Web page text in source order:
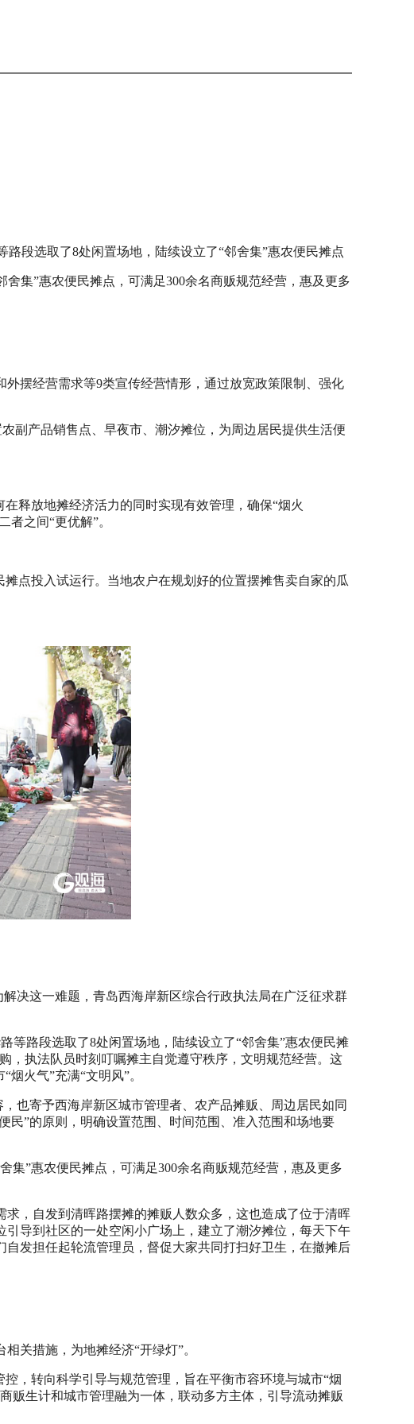
段选取了8处闲置场地，陆续设立了“邻舍集”惠农便民摊点
集”惠农便民摊点，可满足300余名商贩规范经营，惠及更多
摆经营需求等9类宣传经营情形，通过放宽政策限制、强化
副产品销售点、早夜市、潮汐摊位，为周边居民提供生活便
释放地摊经济活力的同时实现有效管理，确保“烟火
之间“更优解”。
点投入试运行。当地农户在规划好的位置摆摊售卖自家的瓜
决这一难题，青岛西海岸新区综合行政执法局在广泛征求群
等路段选取了8处闲置场地，陆续设立了“邻舍集”惠农便民摊
，执法队员时刻叮嘱摊主自觉遵守秩序，文明规范经营。这
火气”充满“文明风”。
也寄予西海岸新区城市管理者、农产品摊贩、周边居民如同
民”的原则，明确设置范围、时间范围、准入范围和场地要
集”惠农便民摊点，可满足300余名商贩规范经营，惠及更多
，自发到清晖路摆摊的摊贩人数众多，这也造成了位于清晖
导到社区的一处空闲小广场上，建立了潮汐摊位，每天下午
发担任起轮流管理员，督促大家共同打扫好卫生，在撤摊后
关措施，为地摊经济“开绿灯”。
，转向科学引导与规范管理，旨在平衡市容环境与城市“烟
贩生计和城市管理融为一体，联动多方主体，引导流动摊贩